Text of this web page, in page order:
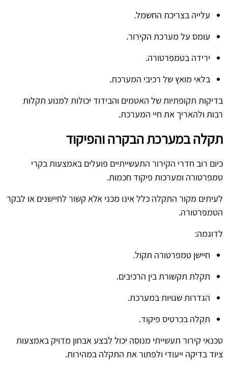
עלייה בצריכת החשמל.
עומס על מערכת הקירור.
ירידה בטמפרטורה.
בלאי מואץ של רכיבי המערכת.
בדיקות תקופתיות של האטמים והבידוד יכולות למנוע תקלות
רבות ולהאריך את חיי המערכת.
תקלה במערכת הבקרה והפיקוד
כיום רוב חדרי הקירור התעשייתיים פועלים באמצעות בקרי
טמפרטורה ומערכות פיקוד חכמות.
לעיתים מקור התקלה כלל אינו מכני אלא קשור לחיישנים או לבקר
הטמפרטורה.
לדוגמה:
חיישן טמפרטורה תקול.
תקלת תקשורת בין הרכיבים.
הגדרות שגויות במערכת.
תקלה בכרטיס פיקוד.
טכנאי קירור תעשייתי מנוסה יכול לבצע אבחון מדויק באמצעות
ציוד בדיקה ייעודי ולפתור את התקלה במהירות.